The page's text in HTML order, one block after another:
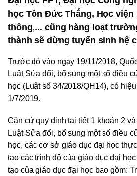
học Tôn Đức Thắng, Học viện
thông,... cũng hàng loạt
thành sẽ dừng tuyển sinh hệ
Trước đó vào ngày 19/11/2018,
Luật Sửa đổi, bổ sung một số điều
học (Luật số 34/2018/QH14), có
1/7/2019.
Căn cứ quy định tại tiết 1 khoản 2
Luật Sửa đổi, bổ sung một số điều
học, các cơ sở giáo dục đại học
tạo các trình độ của giáo dục đại
tạo của giáo dục đại học bao gồm: